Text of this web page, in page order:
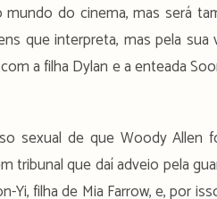
do cinema, mas será
que interpreta, mas pela sua
a filha Dylan e a enteada
sexual de que Woody Allen
tribunal que daí adveio pela
filha de Mia Farrow, e, por